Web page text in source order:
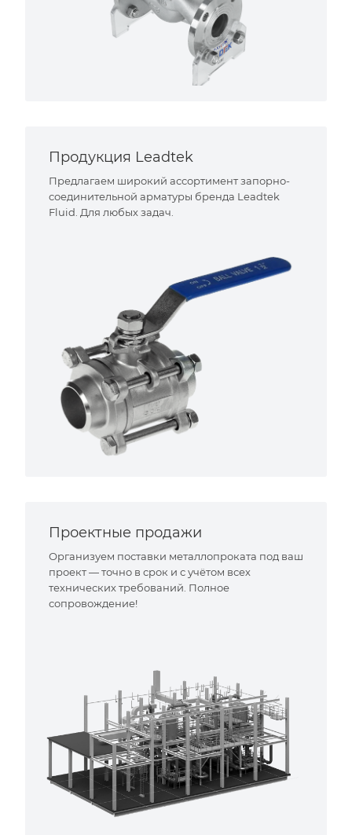
Продукция Leadtek
Предлагаем широкий ассортимент запорно-
соединительной арматуры бренда Leadtek
Fluid. Для любых задач.
Проектные продажи
Организуем поставки металлопроката под ваш
проект — точно в срок и с учётом всех
технических требований. Полное
сопровождение!